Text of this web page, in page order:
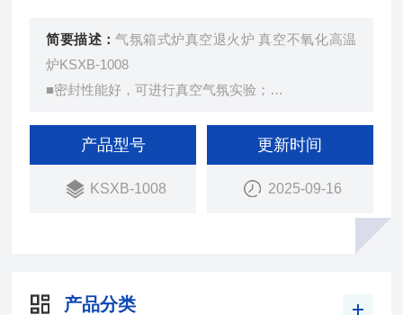
简要描述：气氛箱式炉真空退火炉 真空不氧化高温
炉KSXB-1008
■密封性能好，可进行真空气氛实验；
■控制系统采用LTDE技术，具有30波段可编程功
能，二级超温保护。
产品型号
KSXB-1008
更新时间
2025-09-16
产品分类